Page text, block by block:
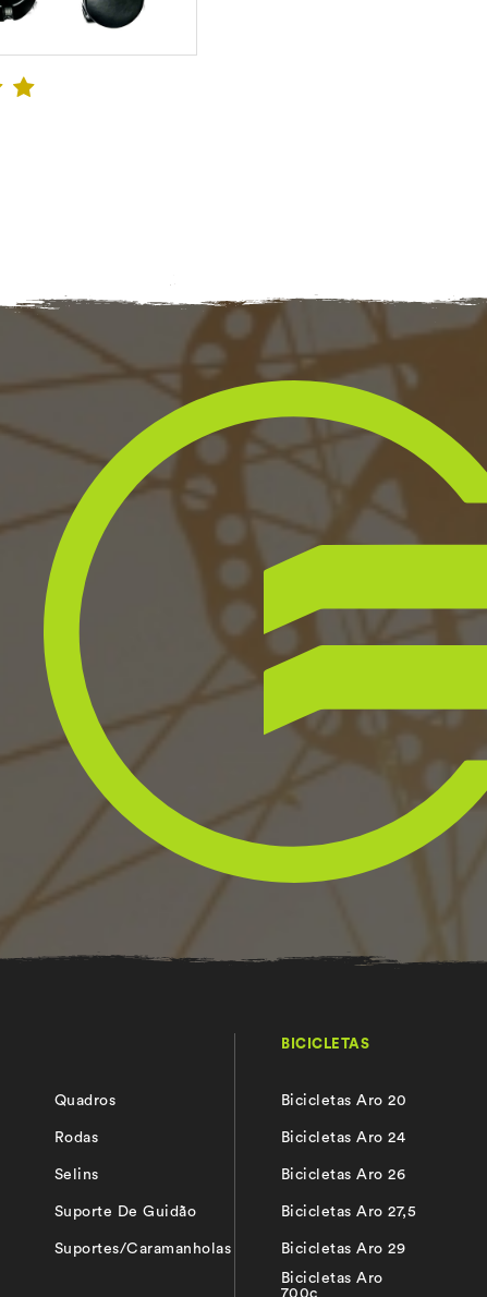
Quadros
Rodas
Selins
Suporte De Guidão
Suportes/Caramanholas
BICICLETAS
Bicicletas Aro 20
Bicicletas Aro 24
Bicicletas Aro 26
Bicicletas Aro 27,5
Bicicletas Aro 29
Bicicletas Aro
700c